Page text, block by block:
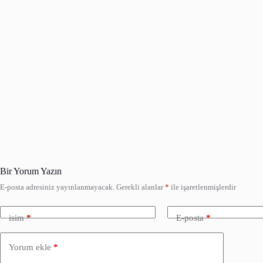
Bir Yorum Yazın
E-posta adresiniz yayınlanmayacak. Gerekli alanlar* ile işaretlenmişlerdir
isim* E-posta*
Yorum ekle *